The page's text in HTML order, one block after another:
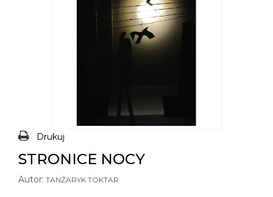
Drukuj
STRONICE NOCY
Autor: TANŻARYK TOKTAR